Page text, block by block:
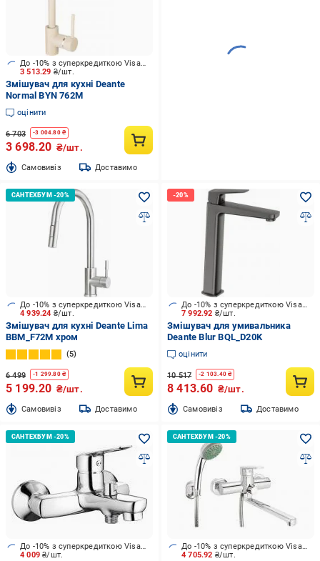
3 513.29 ₴/шт.
До -10% з суперкредиткою Visa Вигода
Змішувач для кухні Deante
Normal BYN 762M
оцінити
6 703 -3 004.80₴
3 698.20 ₴/шт.
Cамовивіз Доставимо
4 939.24 ₴/шт.
До -10% з суперкредиткою Visa Вигода
Змішувач для кухні Deante Lima
BBM_F72M хром
5
6 499 -1 299.80₴
5 199.20 ₴/шт.
Cамовивіз Доставимо
7 992.92 ₴/шт.
До -10% з суперкредиткою Visa Вигода
Змішувач для умивальника
Deante Blur BQL_D20K
оцінити
10 517 -2 103.40₴
8 413.60 ₴/шт.
Cамовивіз Доставимо
4 009₴/шт.
До -10% з суперкредиткою Visa Вигода
4 705.92 ₴/шт.
До -10% з суперкредиткою Visa Вигода